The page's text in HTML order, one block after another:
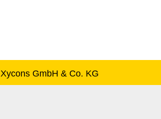
Xycons GmbH & Co. KG